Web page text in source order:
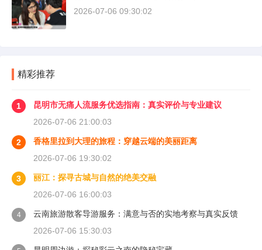
2026-07-06 09:30:02
精彩推荐
1
昆明市无痛人流服务优选指南：真实评价与专业建议
2026-07-06 21:00:03
2
香格里拉到大理的旅程：穿越云端的美丽距离
2026-07-06 19:30:02
3
丽江：探寻古城与自然的绝美交融
2026-07-06 16:00:03
4
云南旅游散客导游服务：满意与否的实地考察与真实反馈
2026-07-06 15:30:03